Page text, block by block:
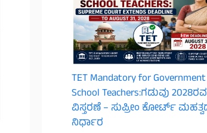
TET Mandatory for Government
School Teachers:ಗಡುವು
ವಿಸ್ತರಣೆ – ಸುಪ್ರೀಂ ಕೋರ್ಟ್
ನಿರ್ಧಾರ